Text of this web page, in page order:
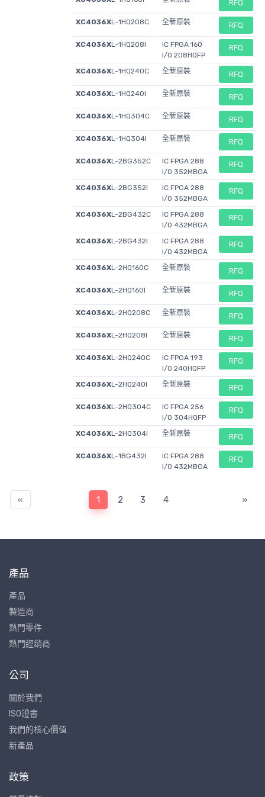
RFQ
XC4036XL-1HQ208C 全新原裝 RFQ
XC4036XL-1HQ208I
IC FPGA 160
I/O 208HQFP
RFQ
XC4036XL-1HQ240C 全新原裝 RFQ
XC4036XL-1HQ240I 全新原裝 RFQ
XC4036XL-1HQ304C 全新原裝 RFQ
XC4036XL-1HQ304I 全新原裝 RFQ
XC4036XL-2BG352C
IC FPGA 288
I/O 352MBGA
RFQ
XC4036XL-2BG352I
IC FPGA 288
I/O 352MBGA
RFQ
XC4036XL-2BG432C
IC FPGA 288
I/O 432MBGA
RFQ
XC4036XL-2BG432I
IC FPGA 288
I/O 432MBGA
RFQ
XC4036XL-2HQ160C 全新原裝 RFQ
XC4036XL-2HQ160I 全新原裝 RFQ
XC4036XL-2HQ208C 全新原裝 RFQ
XC4036XL-2HQ208I 全新原裝 RFQ
XC4036XL-2HQ240C
IC FPGA 193
I/O 240HQFP
RFQ
XC4036XL-2HQ240I 全新原裝 RFQ
XC4036XL-2HQ304C
IC FPGA 256
I/O 304HQFP
RFQ
XC4036XL-2HQ304I 全新原裝 RFQ
XC4036XL-1BG432I
IC FPGA 288
I/O 432MBGA
RFQ
« 1 2 3 4 »
產品
產品
製造商
熱門零件
熱門經銷商
公司
關於我們
ISO證書
我們的核心價值
新產品
政策